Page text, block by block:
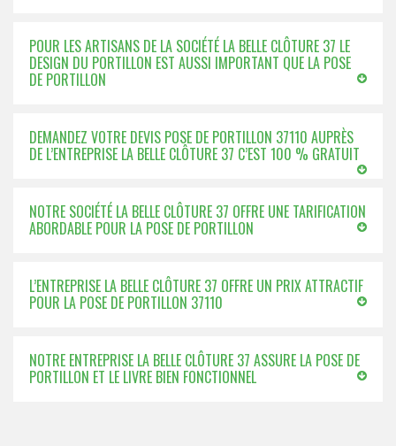
POUR LES ARTISANS DE LA SOCIÉTÉ LA BELLE CLÔTURE 37 LE
DESIGN DU PORTILLON EST AUSSI IMPORTANT QUE LA POSE
DE PORTILLON
DEMANDEZ VOTRE DEVIS POSE DE PORTILLON 37110 AUPRÈS
DE L’ENTREPRISE LA BELLE CLÔTURE 37 C’EST 100 % GRATUIT
NOTRE SOCIÉTÉ LA BELLE CLÔTURE 37 OFFRE UNE TARIFICATION
ABORDABLE POUR LA POSE DE PORTILLON
L’ENTREPRISE LA BELLE CLÔTURE 37 OFFRE UN PRIX ATTRACTIF
POUR LA POSE DE PORTILLON 37110
NOTRE ENTREPRISE LA BELLE CLÔTURE 37 ASSURE LA POSE DE
PORTILLON ET LE LIVRE BIEN FONCTIONNEL